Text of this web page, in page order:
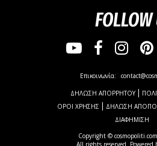
FOLLOW
Copyright ©
All rights reserved. Powered
Επικοινωνία:
ΔΗΛΩΣΗ ΑΠΟΡΡΗΤΟΥ
ΟΡΟΙ ΧΡΗΣΗΣ
ΔΗΛΩΣΗ
ΔΙΑΦΗΜΙΣΗ